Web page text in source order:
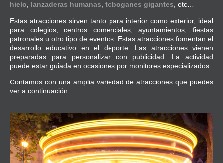
hielo
lanzaderas humanas toboganes gigantes , etc…
Estas atracciones sirven tanto para interior como exterior, ideal
para colegios, centros comerciales, ayuntamientos, fiestas
patronales u otro tipo de eventos. Estas atracciones fomentan el
desarrollo educativo en el deporte. Las atracciones vienen
preparadas para personalizar con publicidad. La actividad
puede estar guiada en ocasiones por monitores especializados.
Contamos con una amplia variedad de atracciones que puedes
ver a continuación: